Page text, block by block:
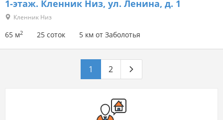
1-этаж. Кленник Низ, ул. Ленина, д. 1
Кленник Низ
65 м2 25 соток 5 км от Заболотья
1 2